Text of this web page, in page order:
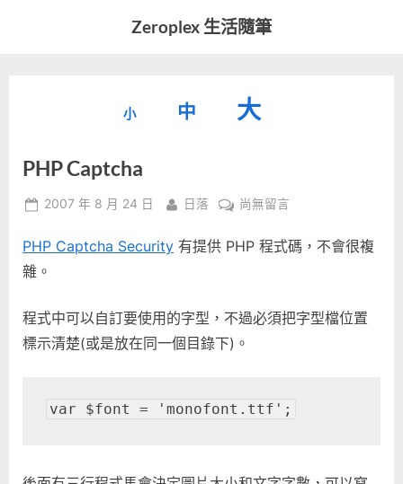
Zeroplex 生活隨筆
發
活
事
小
小。
中
重
型
大
大
字
型
小。
PHP Captcha
Posted
2007 年 8 月 24 日 By
日落
在
Captcha〉
尚無留言
PHP Captcha Security 有提供 PHP 程式碼，不會很複
雜。
程式中可以自訂要使用的字型，不過必須把字型檔位置
標示清楚(或是放在同一個目錄下)。
var $font = 'monofont.ttf';